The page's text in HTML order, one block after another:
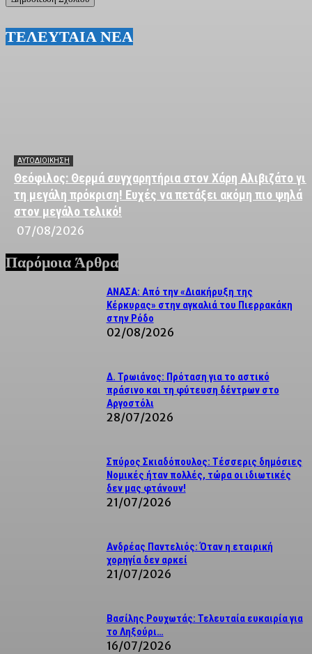
ΤΕΛΕΥΤΑΙΑ ΝΕΑ
ΑΥΤΟΔΙΟΙΚΗΣΗ
Θεόφιλος: Θερμά συγχαρητήρια στον Χάρη Αλιβιζάτο για
τη μεγάλη πρόκριση! Ευχές να πετάξει ακόμη πιο ψηλά
στον μεγάλο τελικό!
07/08/2026
Παρόμοια Άρθρα
ΑΝΑΣΑ: Από την «Διακήρυξη της
Κέρκυρας» στην αγκαλιά του Πιερρακάκη
στην Ρόδο
02/08/2026
Δ. Τρωιάνος: Πρόταση για το αστικό
πράσινο και τη φύτευση δέντρων στο
Αργοστόλι
28/07/2026
Σπύρος Σκιαδόπουλος: Τέσσερις δημόσιες
Νομικές ήταν πολλές, τώρα οι ιδιωτικές
δεν μας φτάνουν!
21/07/2026
Ανδρέας Παντελιός: Όταν η εταιρική
χορηγία δεν αρκεί
21/07/2026
Βασίλης Ρουχωτάς: Τελευταία ευκαιρία για
το Ληξούρι…
16/07/2026